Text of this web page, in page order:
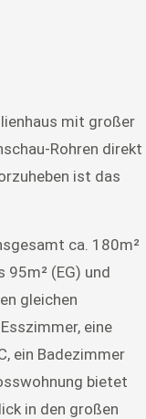
mit großer
Rohren direkt
ist das
ca. 180m²
(EG) und
gleichen
eine
ein Badezimmer
bietet
in den großen